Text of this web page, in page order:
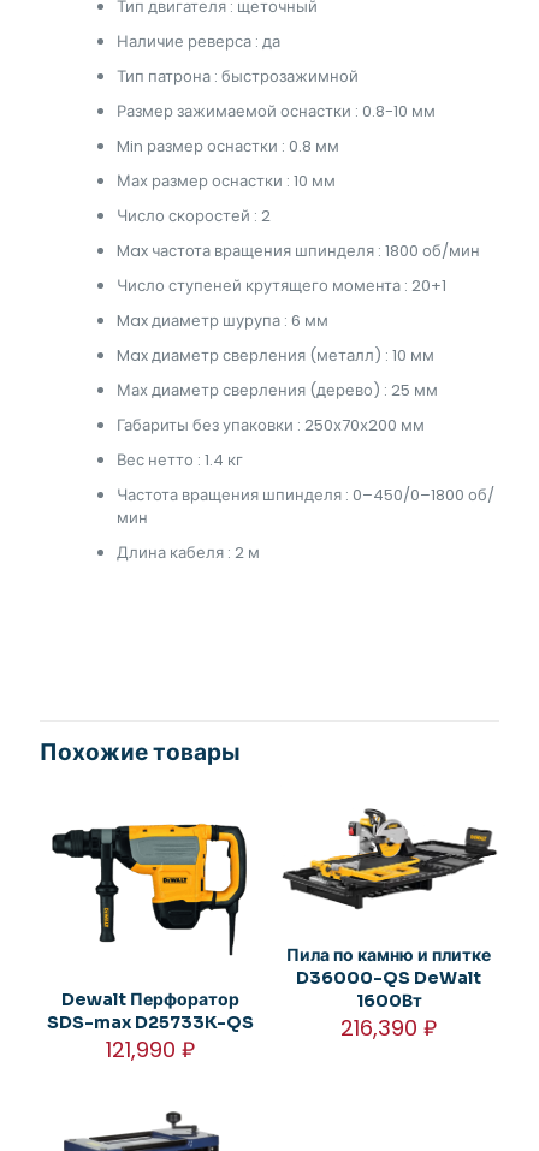
Тип двигателя : щеточный
Наличие реверса : да
Тип патрона : быстрозажимной
Размер зажимаемой оснастки : 0.8-10 мм
Min размер оснастки : 0.8 мм
Мах размер оснастки : 10 мм
Число скоростей : 2
Max частота вращения шпинделя : 1800 об/мин
Число ступеней крутящего момента : 20+1
Max диаметр шурупа : 6 мм
Max диаметр сверления (металл) : 10 мм
Мах диаметр сверления (дерево) : 25 мм
Габариты без упаковки : 250х70х200 мм
Вес нетто : 1.4 кг
Частота вращения шпинделя : 0–450/0–1800 об/
мин
Длина кабеля : 2 м
Похожие товары
Dewalt Перфоратор
SDS-max D25733K-QS
121,990 ₽
Пила по камню и плитке
D36000-QS DeWalt
1600Вт
216,390₽